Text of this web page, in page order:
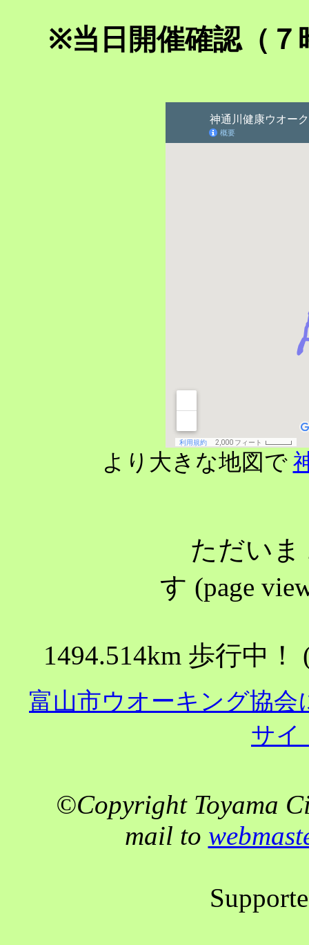
※当日開催確認（
より大きな地図で
ただいま
す (page
1494.514km 歩行中！
富山市ウオーキング協会
サイ
©Copyright Toyama
mail to